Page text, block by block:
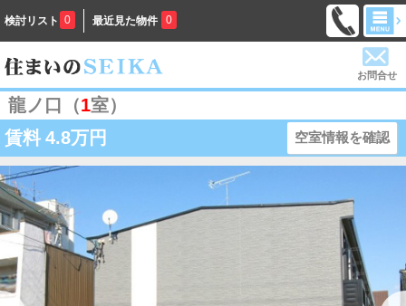
検討リスト 0 最近見た物件 0
お問合せ
龍ノ口（1室）
賃料 4.8万円 空室情報を確認